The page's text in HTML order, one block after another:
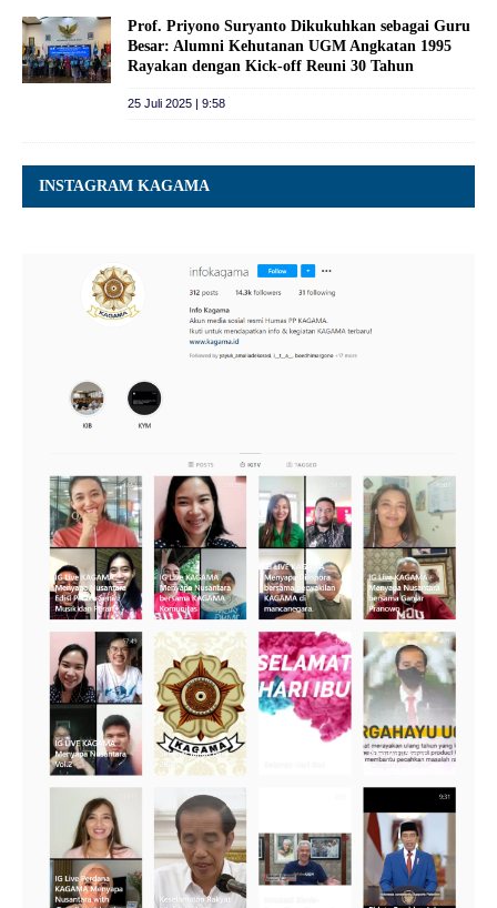
Prof. Priyono Suryanto Dikukuhkan sebagai Guru
Besar: Alumni Kehutanan UGM Angkatan 1995
Rayakan dengan Kick-off Reuni 30 Tahun
25 Juli 2025 | 9:58
INSTAGRAM KAGAMA